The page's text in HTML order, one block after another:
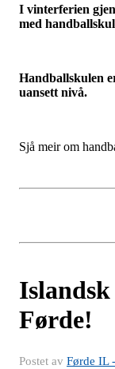
I vinterferien
med
Handballskulen
uansett nivå.
Sjå meir om
Førde!
Postet av Førde IL